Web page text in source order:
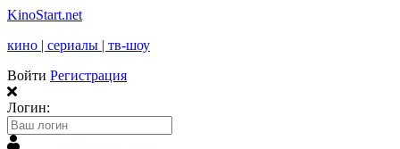
KinoStart.net
кино | сериалы | тв-шоу
Войти Регистрация
Логин: